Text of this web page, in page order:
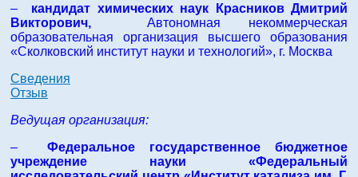
– кандидат химических наук
Красников Дмитрий
Викторович, Автономная некоммерческая
образовательная организация высшего образования
«Сколковский институт науки и технологий», г. Москва
Сведения
Отзыв
Ведущая организация:
– Федеральное государственное бюджетное
учреждение науки «Федеральный